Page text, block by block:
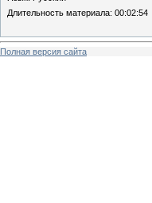
Длительность материала: 00:02:54
Полная версия сайта